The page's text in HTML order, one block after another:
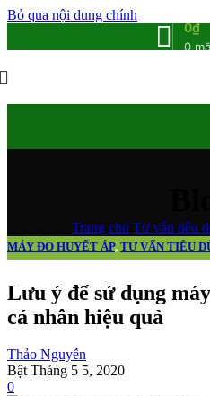
Bỏ qua nội dung chính
0
0₫
Trang chủ Tư vấn tiêu
MÁY ĐO HUYẾT ÁP, TƯ VẤN TIÊU
Lưu ý để sử dụng
cá nhân hiệu quả
Thảo Nguyễn
Bật Tháng 5 5, 2020
0